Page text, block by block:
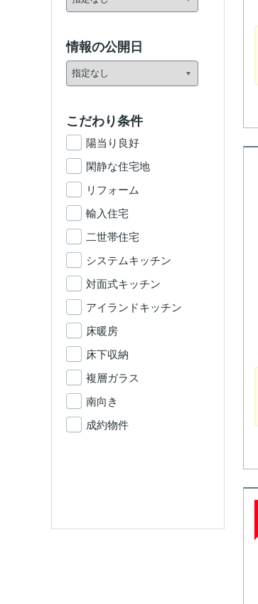
情報の公開日
こだわり条件
陽当り良好
閑静な住宅地
リフォーム
輸入住宅
二世帯住宅
システムキッチン
対面式キッチン
アイランドキッチン
床暖房
床下収納
複層ガラス
南向き
成約物件